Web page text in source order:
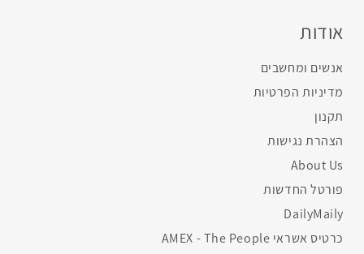
אודות
אנשים ומחשבים
מדיניות הפרטיות
תקנון
הצהרת נגישות
About Us
פורטל החדשות
DailyMaily
כרטיס אשראי AMEX - The People